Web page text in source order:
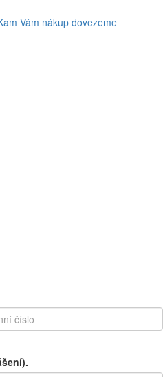
Vám nákup dovezeme